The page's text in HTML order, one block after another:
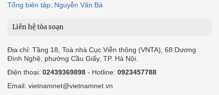
Tổng biên tập: Nguyễn Văn Bá
Liên hệ tòa soạn
Địa chỉ: Tầng 18, Toà nhà Cục Viễn thông (VNTA), 68 Dương
Đình Nghệ, phường Cầu Giấy, TP. Hà Nội.
Điện thoại: 02439369898 - Hotline: 0923457788
Email: vietnamnet@vietnamnet.vn